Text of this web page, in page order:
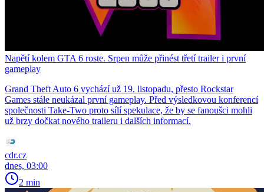
Napětí kolem GTA 6 roste. Srpen může přinést třetí trailer i první
gameplay
Grand Theft Auto 6 vychází už 19. listopadu, přesto Rockstar
Games stále neukázal první gameplay. Před výsledkovou konferencí
společnosti Take-Two proto sílí spekulace, že by se fanoušci mohli
už brzy dočkat nového traileru i dalších informací.
cdr.cz
dnes, 03:00
2 min